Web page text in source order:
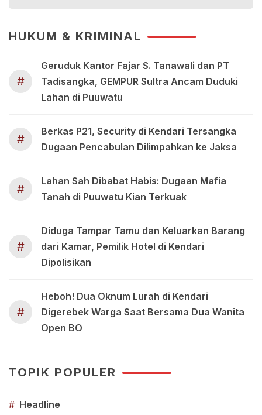
HUKUM & KRIMINAL
#
Geruduk Kantor Fajar S. Tanawali dan PT
Tadisangka, GEMPUR Sultra Ancam Duduki
Lahan di Puuwatu
#
Berkas P21, Security di Kendari Tersangka
Dugaan Pencabulan Dilimpahkan ke Jaksa
#
Lahan Sah Dibabat Habis: Dugaan Mafia
Tanah di Puuwatu Kian Terkuak
#
Diduga Tampar Tamu dan Keluarkan Barang
dari Kamar, Pemilik Hotel di Kendari
Dipolisikan
#
Heboh! Dua Oknum Lurah di Kendari
Digerebek Warga Saat Bersama Dua Wanita
Open BO
TOPIK POPULER
# Headline